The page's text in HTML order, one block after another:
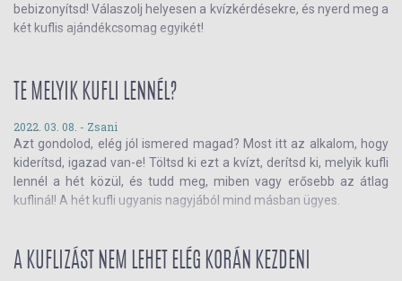
bebizonyítsd! Válaszolj helyesen a kvízkérdésekre, és nyerd meg a
két kuflis ajándékcsomag egyikét!
TE MELYIK KUFLI LENNÉL?
2022. 03. 08. - Zsani
Azt gondolod, elég jól ismered magad? Most itt az alkalom, hogy
kiderítsd, igazad van-e! Töltsd ki ezt a kvízt, derítsd ki, melyik kufli
lennél a hét közül, és tudd meg, miben vagy erősebb az átlag
kuflinál! A hét kufli ugyanis nagyjából mind másban ügyes.
A KUFLIZÁST NEM LEHET ELÉG KORÁN KEZDENI